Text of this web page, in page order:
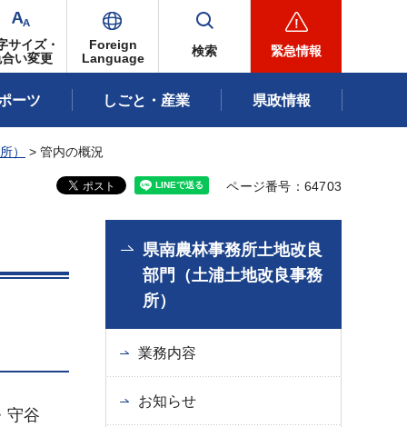
サイズ・
い変更
Foreign
Language
検索 緊急情報
ーツ しごと・産業 県政情報
） > 管内の概況
ページ番号：64703
守谷
県南農林事務所土地改良
部門（土浦土地改良事務
所）
業務内容
お知らせ